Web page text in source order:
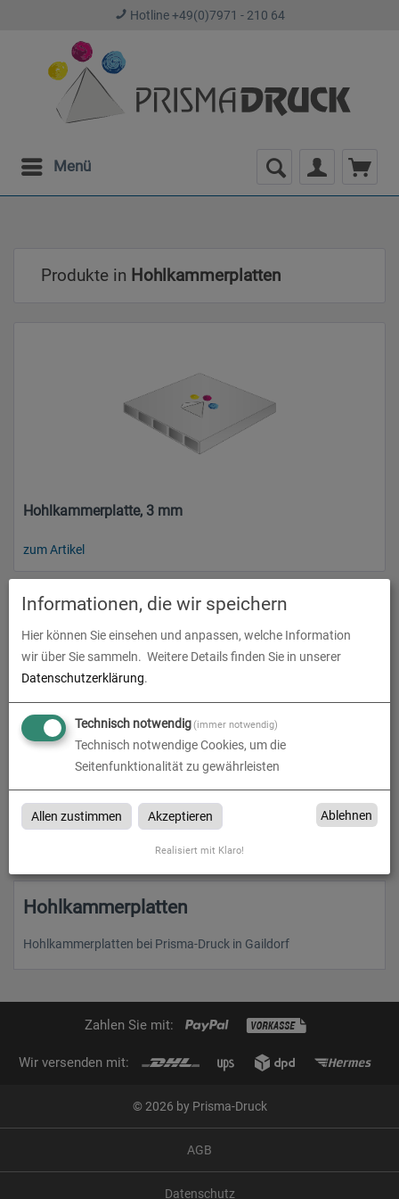
Hotline +49(0)7971 - 210 64
Menü
Produkte in Hohlkammerplatten
Hohlkammerplatte, 3 mm
zum Artikel
Hohlkammerplatte, 3 mm
zum Artikel
Hohlkammerplatten
Hohlkammerplatten bei Prisma-Druck in Gaildorf
Zahlen Sie mit:
Wir versenden mit:
© 2026 by Prisma-Druck
AGB
Datenschutz
Informationen, die wir speichern
Hier können Sie einsehen und anpassen, welche Information
wir über Sie sammeln. Weitere Details finden Sie in unserer
Datenschutzerklärung.
Technisch notwendig(immer notwendig)
Technisch notwendige Cookies, um die
Seitenfunktionalität zu gewährleisten
Allen zustimmen Akzeptieren Ablehnen
Realisiert mit Klaro!